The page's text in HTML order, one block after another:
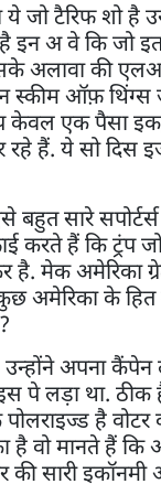
ये जो टैरिफ शो है
इन अ वे कि जो
अलावा की
स्कीम ऑफ़
केवल एक पैसा
हैं. ये सो दिस
बहुत सारे
करते हैं कि ट्रंप
है. मेक अमेरिका
अमेरिका के
अपना कैंपेन
पे लड़ा था. ठीक
है वोटर
है वो मानते हैं कि
सारी इकॉनमी